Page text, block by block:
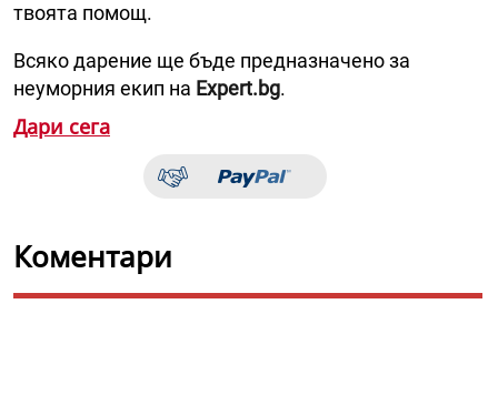
твоята помощ.
Всяко дарение ще бъде предназначено за
неуморния екип на Expert.bg.
Дари сега
Коментари